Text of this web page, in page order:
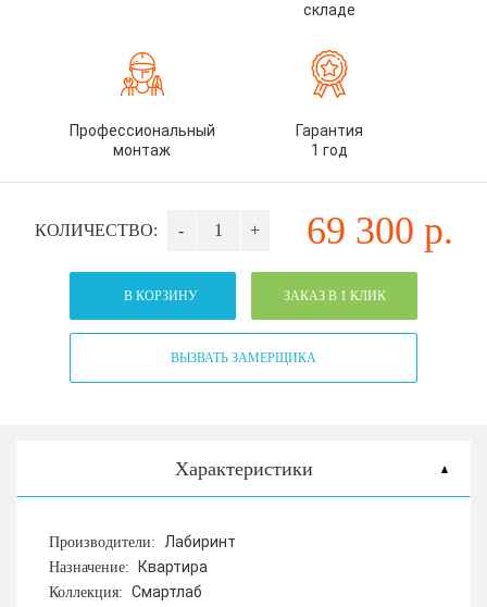
складе
Профессиональный
монтаж
Гарантия
1 год
КОЛИЧЕСТВО: - + 69 300 р.
В КОРЗИНУ ЗАКАЗ В 1 КЛИК
ВЫЗВАТЬ ЗАМЕРЩИКА
Характеристики
Производители: Лабиринт
Назначение: Квартира
Коллекция: Смартлаб